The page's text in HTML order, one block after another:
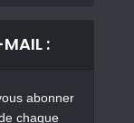
:
abonner
chaque